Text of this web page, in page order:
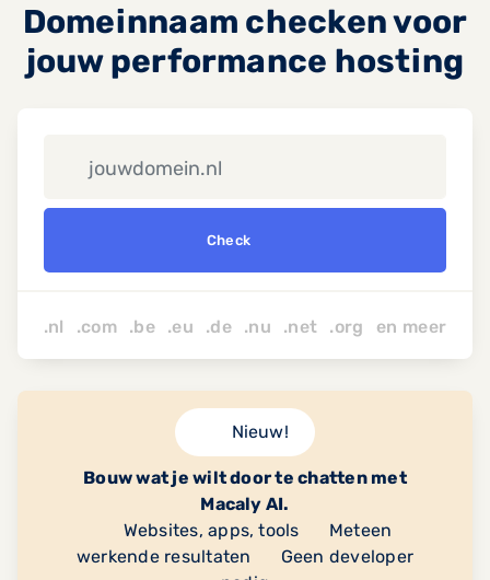
Domeinnaam checken voor
jouw performance hosting
Check
.nl .com .be .eu .de .nu .net .org en meer
Nieuw!
Bouw wat je wilt door te chatten met
Macaly AI.
Websites, apps, tools
Meteen
werkende resultaten
Geen developer